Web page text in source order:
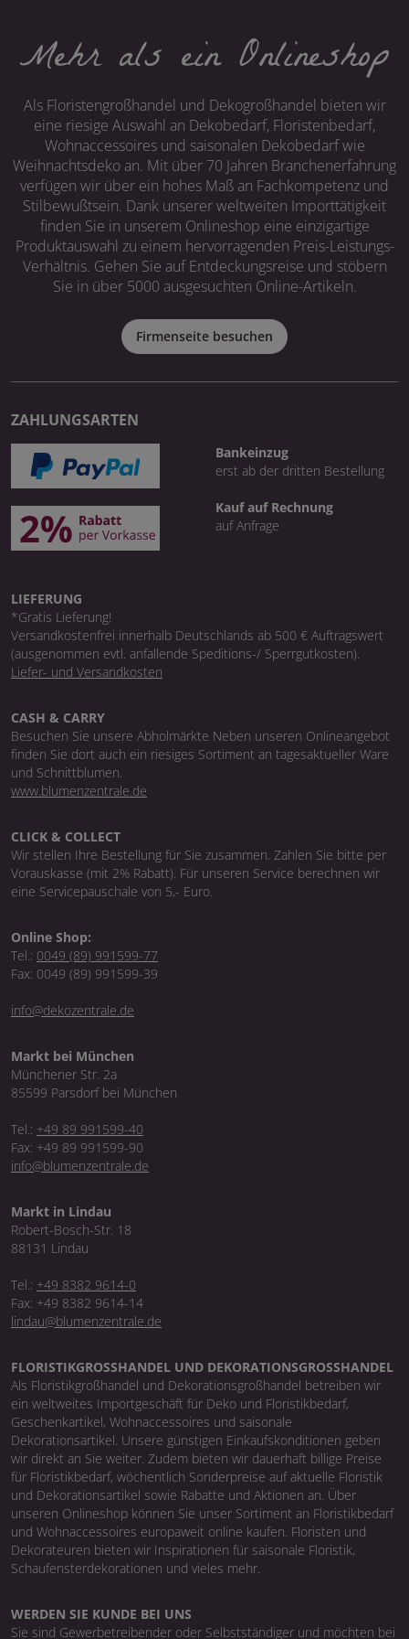
Mehr als ein Onlineshop
Als Floristengroßhandel und Dekogroßhandel bieten wir
eine riesige Auswahl an Dekobedarf, Floristenbedarf,
Wohnaccessoires und saisonalen Dekobedarf wie
Weihnachtsdeko an. Mit über 70 Jahren Branchenerfahrung
verfügen wir über ein hohes Maß an Fachkompetenz und
Stilbewußtsein. Dank unserer weltweiten Importtätigkeit
finden Sie in unserem Onlineshop eine einzigartige
Produktauswahl zu einem hervorragenden Preis-Leistungs-
Verhältnis. Gehen Sie auf Entdeckungsreise und stöbern
Sie in über 5000 ausgesuchten Online-Artikeln.
Firmenseite besuchen
ZAHLUNGSARTEN
Bankeinzug
erst ab der dritten Bestellung
Kauf auf Rechnung
auf Anfrage
LIEFERUNG
*Gratis Lieferung!
Versandkostenfrei innerhalb Deutschlands ab 500 € Auftragswert
(ausgenommen evtl. anfallende Speditions-/ Sperrgutkosten).
Liefer- und Versandkosten
CASH & CARRY
Besuchen Sie unsere Abholmärkte Neben unseren Onlineangebot
finden Sie dort auch ein riesiges Sortiment an tagesaktueller Ware
und Schnittblumen.
www.blumenzentrale.de
CLICK & COLLECT
Wir stellen Ihre Bestellung für Sie zusammen. Zahlen Sie bitte per
Vorauskasse (mit 2% Rabatt). Für unseren Service berechnen wir
eine Servicepauschale von 5,- Euro.
Online Shop:
Tel.: 0049 (89) 991599-77
Fax: 0049 (89) 991599-39
info@dekozentrale.de
Markt bei München
Münchener Str. 2a
85599 Parsdorf bei München
Tel.: +49 89 991599-40
Fax: +49 89 991599-90
info@blumenzentrale.de
Markt in Lindau
Robert-Bosch-Str. 18
88131 Lindau
Tel.: +49 8382 9614-0
Fax: +49 8382 9614-14
lindau@blumenzentrale.de
FLORISTIKGROSSHANDEL UND DEKORATIONSGROSSHANDEL
Als Floristikgroßhandel und Dekorationsgroßhandel betreiben wir
ein weltweites Importgeschäft für Deko und Floristikbedarf,
Geschenkartikel, Wohnaccessoires und saisonale
Dekorationsartikel. Unsere günstigen Einkaufskonditionen geben
wir direkt an Sie weiter. Zudem bieten wir dauerhaft billige Preise
für Floristikbedarf, wöchentlich Sonderpreise auf aktuelle Floristik
und Dekorationsartikel sowie Rabatte und Aktionen an. Über
unseren Onlineshop können Sie unser Sortiment an Floristikbedarf
und Wohnaccessoires europaweit online kaufen. Floristen und
Dekorateuren bieten wir Inspirationen für saisonale Floristik,
Schaufensterdekorationen und vieles mehr.
WERDEN SIE KUNDE BEI UNS
Sie sind Gewerbetreibender oder Selbstständiger und möchten bei